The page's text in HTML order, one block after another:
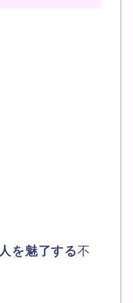
人を魅了する不